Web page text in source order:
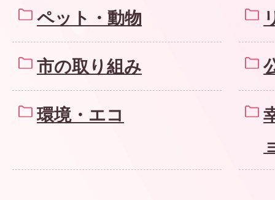
ペット・動物
市の取り組み
環境・エコ